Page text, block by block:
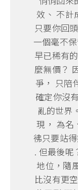
效、 不計
只要你回
一個毫不
早已稀有
麼無價？
爭， 只陪
確定你沒
亂的世界
現， 為名
彿只要站
. 但最後呢
地位，隨
比沒有更